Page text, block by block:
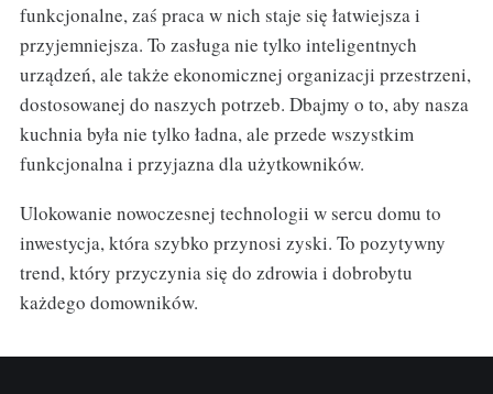
funkcjonalne, zaś praca w nich staje się łatwiejsza i
przyjemniejsza. To zasługa nie tylko inteligentnych
urządzeń, ale także ekonomicznej organizacji przestrzeni,
dostosowanej do naszych potrzeb. Dbajmy o to, aby nasza
kuchnia była nie tylko ładna, ale przede wszystkim
funkcjonalna i przyjazna dla użytkowników.
Ulokowanie nowoczesnej technologii w sercu domu to
inwestycja, która szybko przynosi zyski. To pozytywny
trend, który przyczynia się do zdrowia i dobrobytu
każdego domowników.